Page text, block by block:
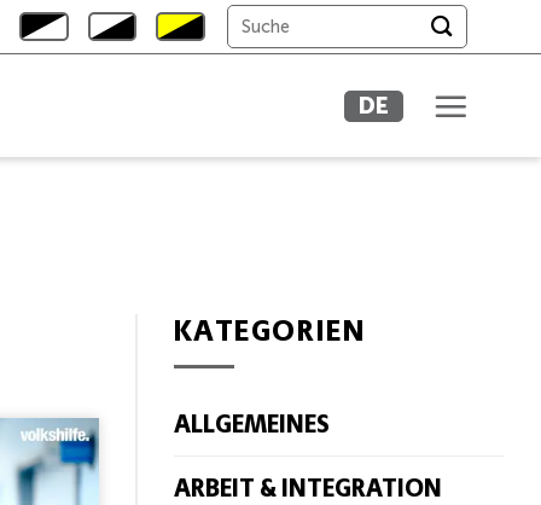
DE
KATEGORIEN
ALLGEMEINES
ARBEIT & INTEGRATION